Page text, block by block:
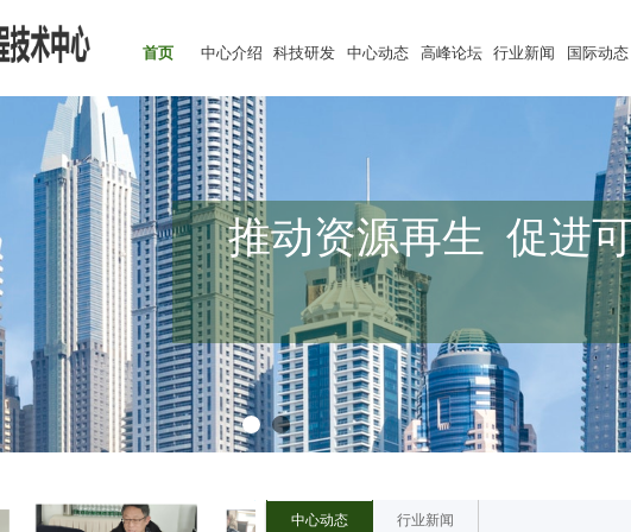
首页 中心介绍 科技研发 中心动态 高峰论坛 行业新闻 国际动态
推动资源再生 促进
中心动态 行业新闻